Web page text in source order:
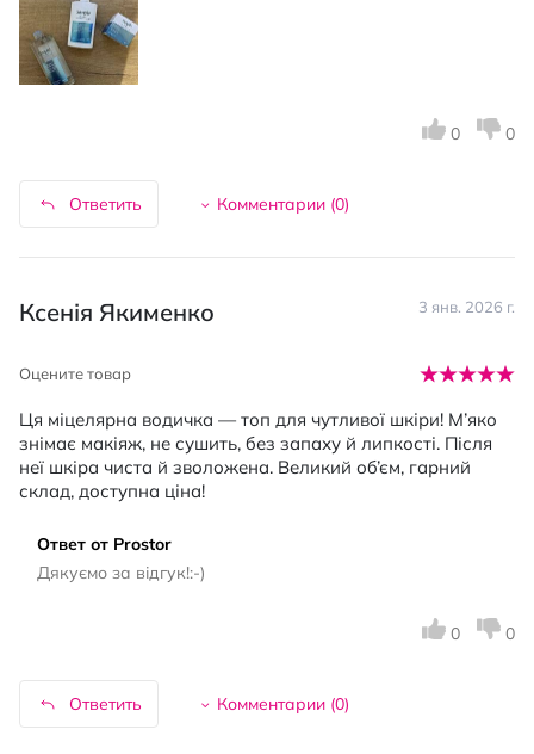
Ответить Комментарии (0)
0 0
Ксенія Якименко 3 янв. 2026 г.
Оцените товар
Ця міцелярна водичка — топ для чутливої шкіри! М’яко
знімає макіяж, не сушить, без запаху й липкості. Після
неї шкіра чиста й зволожена. Великий об’єм, гарний
склад, доступна ціна!
Ответ от Prostor
Дякуємо за відгук!:-)
Ответить Комментарии (0)
0 0